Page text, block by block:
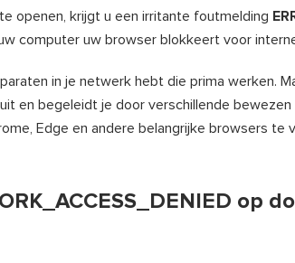
openen, krijgt u een irritante foutmelding
computer uw browser blokkeert voor
in je netwerk hebt die prima werken.
en begeleidt je door verschillende
Edge en andere belangrijke browsers te
op